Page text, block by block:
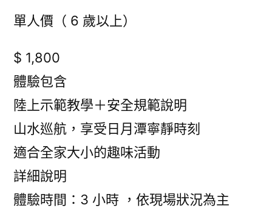
單人價（ 6 歲以上）
$ 1,800
體驗包含
陸上示範教學＋安全規範說明
山水巡航，享受日月潭寧靜時刻
適合全家大小的趣味活動
詳細說明
體驗時間：3 小時 ，依現場狀況為主